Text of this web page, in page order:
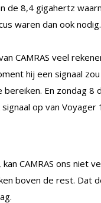
8,4 gigahertz
waren dan ook nodig.
CAMRAS veel
hij een signaal
En zondag 8
op van Voyager
CAMRAS ons niet
boven de rest. Dat